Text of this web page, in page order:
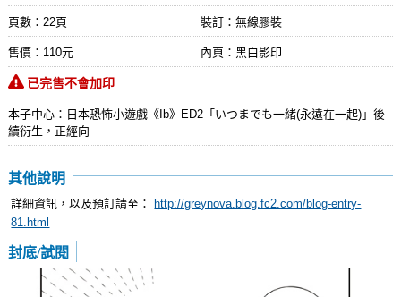
頁數：22頁 裝訂：無線膠裝
售價：110元 內頁：黑白影印
已完售不會加印
本子中心：日本恐怖小遊戲《Ib》ED2「いつまでも一緒(永遠在一起)」後
續衍生，正經向
其他說明
詳細資訊，以及預訂請至：
http://greynova.blog.fc2.com/blog-entry-
81.html
封底/試閱